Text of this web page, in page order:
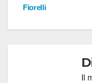
Fiorelli
Il